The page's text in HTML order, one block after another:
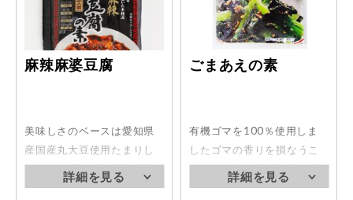
麻辣麻婆豆腐
美味しさのベースは愛知県
産国産丸大豆使用たまりし
ょうゆと隠し味の国産豆味
噌(八丁味噌)。辛さとしびれ
ごまあえの素
有機ゴマを100％使用しま
したゴマの香りを損なうこ
となく、旬の素材の味を活
かします。素材と混ぜ合わ